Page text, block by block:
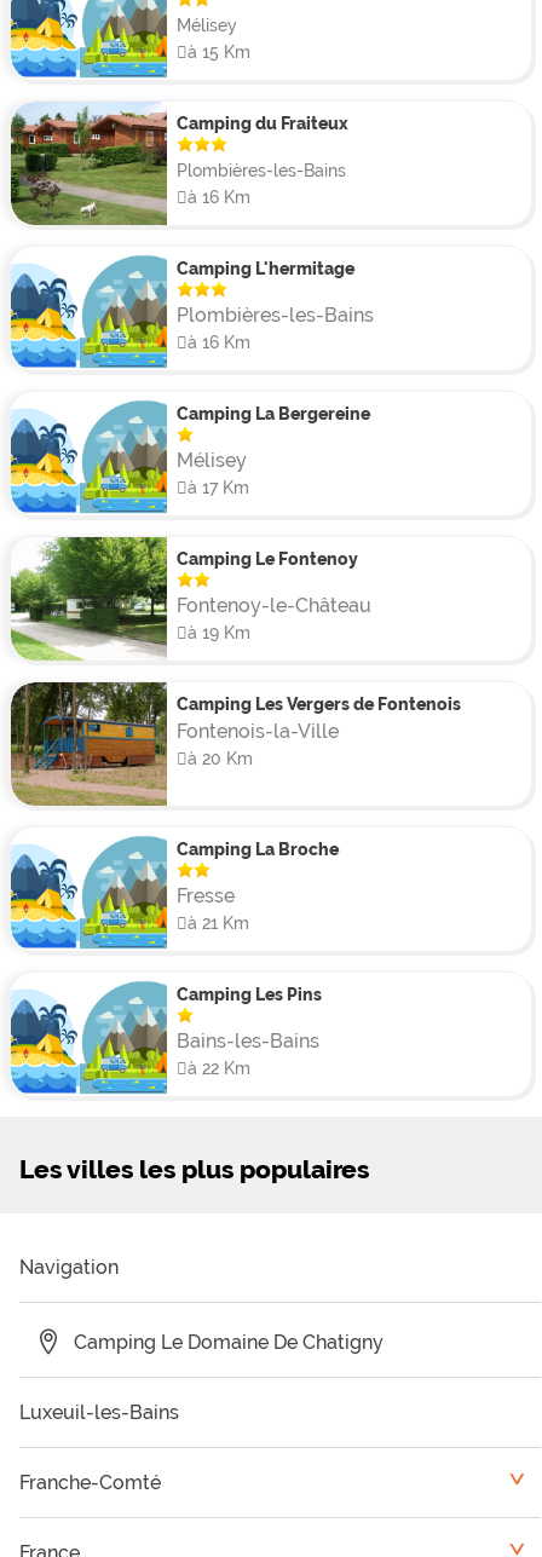
Mélisey
à 15 Km
Camping du Fraiteux
Plombières-les-Bains
à 16 Km
Camping L'hermitage
Plombières-les-Bains
à 16 Km
Camping La Bergereine
Mélisey
à 17 Km
Camping Le Fontenoy
Fontenoy-le-Château
à 19 Km
Camping Les Vergers de Fontenois
Fontenois-la-Ville
à 20 Km
Camping La Broche
Fresse
à 21 Km
Camping Les Pins
Bains-les-Bains
à 22 Km
Les villes les plus populaires
Navigation
Camping Le Domaine De Chatigny
Luxeuil-les-Bains
Franche-Comté <
<